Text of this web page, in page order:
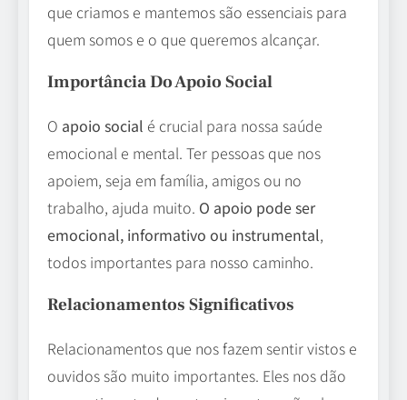
que criamos e mantemos são essenciais para
quem somos e o que queremos alcançar.
Importância Do Apoio Social
O apoio social é crucial para nossa saúde
emocional e mental. Ter pessoas que nos
apoiem, seja em família, amigos ou no
trabalho, ajuda muito. O apoio pode ser
emocional, informativo ou instrumental,
todos importantes para nosso caminho.
Relacionamentos Significativos
Relacionamentos que nos fazem sentir vistos e
ouvidos são muito importantes. Eles nos dão